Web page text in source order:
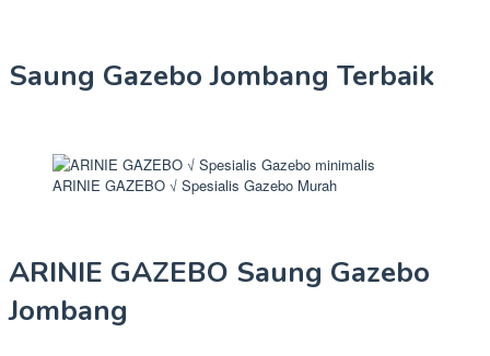
Saung Gazebo Jombang Terbaik
ARINIE GAZEBO √ Spesialis Gazebo Murah
ARINIE GAZEBO Saung Gazebo
Jombang